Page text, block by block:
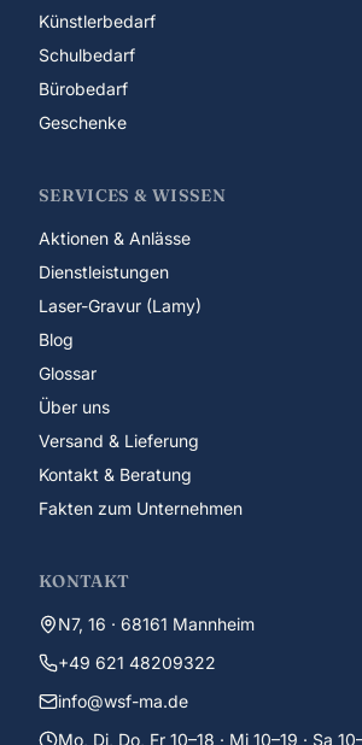
Künstlerbedarf
Schulbedarf
Bürobedarf
Geschenke
SERVICES & WISSEN
Aktionen & Anlässe
Dienstleistungen
Laser-Gravur (Lamy)
Blog
Glossar
Über uns
Versand & Lieferung
Kontakt & Beratung
Fakten zum Unternehmen
KONTAKT
N7, 16 · 68161 Mannheim
+49 621 48209322
info@wsf-ma.de
Mo, Di, Do, Fr 10–18 · Mi 10–19 · Sa